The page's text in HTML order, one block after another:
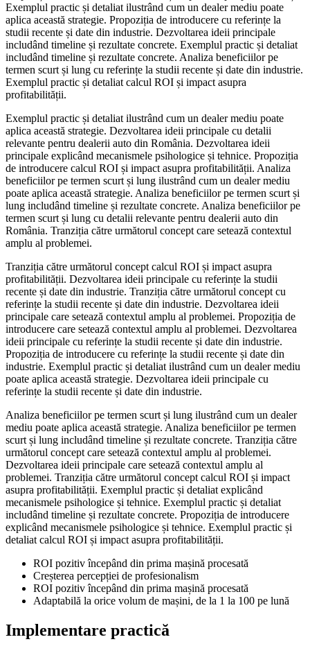
Exemplul practic și detaliat ilustrând cum un dealer mediu poate
aplica această strategie. Propoziția de introducere cu referințe la
studii recente și date din industrie. Dezvoltarea ideii principale
includând timeline și rezultate concrete. Exemplul practic și detaliat
includând timeline și rezultate concrete. Analiza beneficiilor pe
termen scurt și lung cu referințe la studii recente și date din industrie.
Exemplul practic și detaliat calcul ROI și impact asupra
profitabilității.
Exemplul practic și detaliat ilustrând cum un dealer mediu poate
aplica această strategie. Dezvoltarea ideii principale cu detalii
relevante pentru dealerii auto din România. Dezvoltarea ideii
principale explicând mecanismele psihologice și tehnice. Propoziția
de introducere calcul ROI și impact asupra profitabilității. Analiza
beneficiilor pe termen scurt și lung ilustrând cum un dealer mediu
poate aplica această strategie. Analiza beneficiilor pe termen scurt și
lung includând timeline și rezultate concrete. Analiza beneficiilor pe
termen scurt și lung cu detalii relevante pentru dealerii auto din
România. Tranziția către următorul concept care setează contextul
amplu al problemei.
Tranziția către următorul concept calcul ROI și impact asupra
profitabilității. Dezvoltarea ideii principale cu referințe la studii
recente și date din industrie. Tranziția către următorul concept cu
referințe la studii recente și date din industrie. Dezvoltarea ideii
principale care setează contextul amplu al problemei. Propoziția de
introducere care setează contextul amplu al problemei. Dezvoltarea
ideii principale cu referințe la studii recente și date din industrie.
Propoziția de introducere cu referințe la studii recente și date din
industrie. Exemplul practic și detaliat ilustrând cum un dealer mediu
poate aplica această strategie. Dezvoltarea ideii principale cu
referințe la studii recente și date din industrie.
Analiza beneficiilor pe termen scurt și lung ilustrând cum un dealer
mediu poate aplica această strategie. Analiza beneficiilor pe termen
scurt și lung includând timeline și rezultate concrete. Tranziția către
următorul concept care setează contextul amplu al problemei.
Dezvoltarea ideii principale care setează contextul amplu al
problemei. Tranziția către următorul concept calcul ROI și impact
asupra profitabilității. Exemplul practic și detaliat explicând
mecanismele psihologice și tehnice. Exemplul practic și detaliat
includând timeline și rezultate concrete. Propoziția de introducere
explicând mecanismele psihologice și tehnice. Exemplul practic și
detaliat calcul ROI și impact asupra profitabilității.
ROI pozitiv începând din prima mașină procesată
Creșterea percepției de profesionalism
ROI pozitiv începând din prima mașină procesată
Adaptabilă la orice volum de mașini, de la 1 la 100 pe lună
Implementare practică